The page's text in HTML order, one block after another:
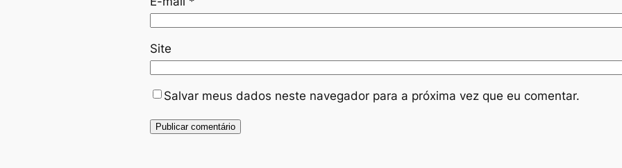
Site
Salvar meus dados neste navegador para a próxima vez que eu comentar.